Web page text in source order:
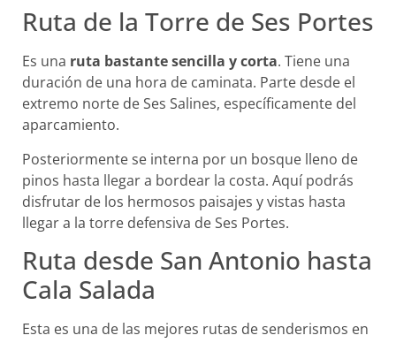
Ruta de la Torre de Ses Portes
Es una ruta bastante sencilla y corta. Tiene una
duración de una hora de caminata. Parte desde el
extremo norte de Ses Salines, específicamente del
aparcamiento.
Posteriormente se interna por un bosque lleno de
pinos hasta llegar a bordear la costa. Aquí podrás
disfrutar de los hermosos paisajes y vistas hasta
llegar a la torre defensiva de Ses Portes.
Ruta desde San Antonio hasta
Cala Salada
Esta es una de las mejores rutas de senderismos en